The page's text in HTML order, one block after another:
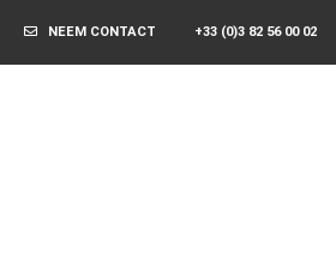
+33 (0)3 82 56 00 02
NEEM CONTACT